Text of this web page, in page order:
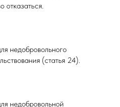
отказаться.
недобровольного
(статья 24).
недобровольной